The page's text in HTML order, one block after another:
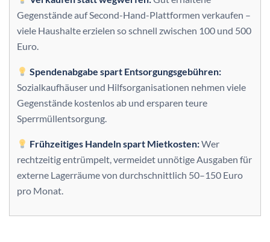
Gegenstände auf Second-Hand-Plattformen verkaufen –
viele Haushalte erzielen so schnell zwischen 100 und 500
Euro.
Spendenabgabe spart Entsorgungsgebühren:
Sozialkaufhäuser und Hilfsorganisationen nehmen viele
Gegenstände kostenlos ab und ersparen teure
Sperrmüllentsorgung.
Frühzeitiges Handeln spart Mietkosten:Wer
rechtzeitig entrümpelt, vermeidet unnötige Ausgaben für
externe Lagerräume von durchschnittlich 50–150 Euro
pro Monat.